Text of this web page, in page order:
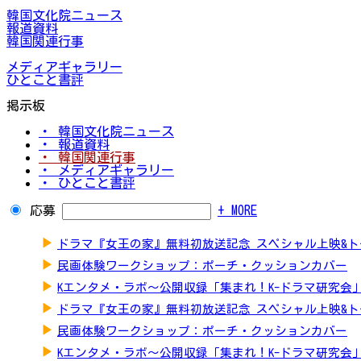
韓国文化院ニュース
報道資料
韓国関連行事
メディアギャラリー
ひとこと書評
掲示板
・ 韓国文化院ニュース
・ 報道資料
・ 韓国関連行事
・ メディアギャラリー
・ ひとこと書評
応募 + MORE
▶ ドラマ『女王の家』無料初放送記念 スペシャル上映&
▶ 民画体験ワークショップ：ポーチ・クッションカバー
▶ Kエンタメ・ラボ～公開収録「集まれ！K-ドラマ研究会」
▶ ドラマ『女王の家』無料初放送記念 スペシャル上映&
▶ 民画体験ワークショップ：ポーチ・クッションカバー
▶ Kエンタメ・ラボ～公開収録「集まれ！K-ドラマ研究会」